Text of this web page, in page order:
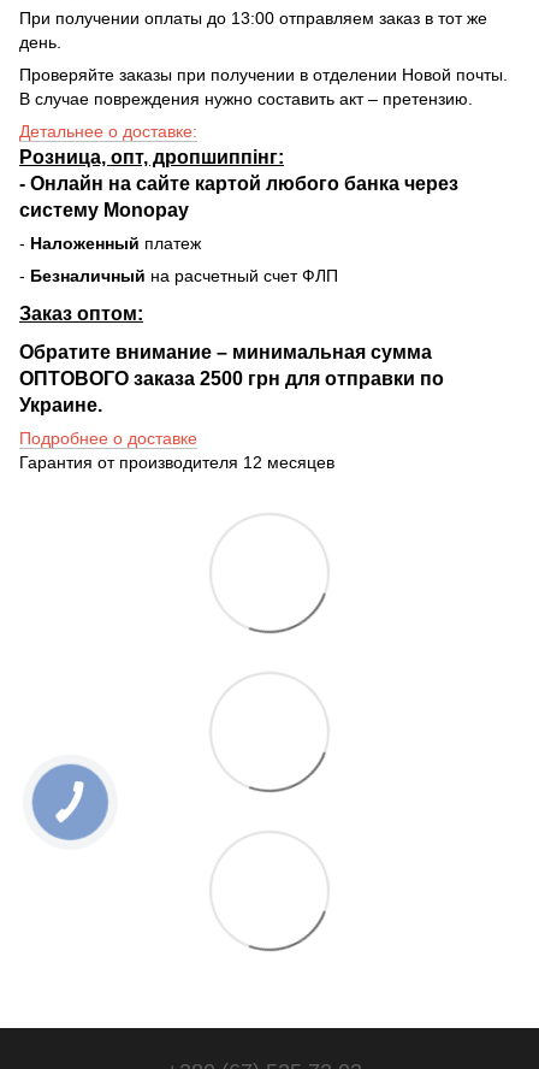
При получении оплаты до 13:00 отправляем заказ в тот же
день.
Проверяйте заказы при получении в отделении Новой почты.
В случае повреждения нужно составить акт – претензию.
Детальнее о доставке:
Розница, опт, дропшиппінг:
- Онлайн на сайте картой любого банка через
систему Monopay
- Наложенный платеж
- Безналичный на расчетный счет ФЛП
Заказ оптом:
Обратите внимание – минимальная сумма
ОПТОВОГО заказа 2500 грн для отправки по
Украине.
Подробнее о доставке
Гарантия от производителя 12 месяцев